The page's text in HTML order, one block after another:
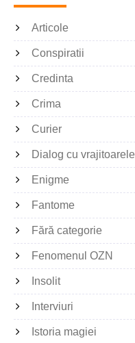
Articole
Conspiratii
Credinta
Crima
Curier
Dialog cu vrajitoarele
Enigme
Fantome
Fără categorie
Fenomenul OZN
Insolit
Interviuri
Istoria magiei